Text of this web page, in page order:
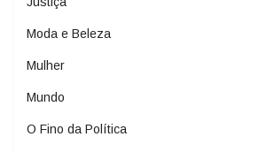
Moda e Beleza
Mulher
Mundo
O Fino da Política